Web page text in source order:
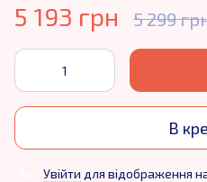
5 193 грн 5 299
В
Увійти для відображення